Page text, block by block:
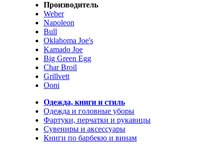
Производитель
Weber
Napoleon
Bull
Oklahoma Joe's
Kamado Joe
Big Green Egg
Char Broil
Grillvett
Ooni
Одежда, книги и стиль
Одежда и головные уборы
Фартуки, перчатки и рукавицы
Сувениры и аксессуары
Книги по барбекю и винам